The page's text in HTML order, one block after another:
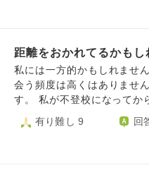
ないので、モヤモヤします
す。よろしくお願い致しま
感じています。 （一度鍵を
で押さえつけられました）
ばいいとまで言われました
うか。 親に育ててもらったことは感謝しておりますが、こ
の年齢まで制限をされてい
踏み外すと有無を言わず両
たのですが、悔し涙をこら
て絡まれた。死にたいく
練施設で、身体も心も醜い
した。私は彼らから「純粋
め、気を抜けば自分も醜く
距離をおかれてるかも
私には一方的かもしれませ
会う頻度は高くはありませ
す。 私が不登校になってからは会う頻度は激的に下がりそ
もそも同じ学校でもなくた
その子も部活やテストなど
有り難し 9 回